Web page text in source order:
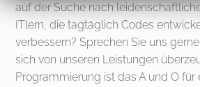
auf der Suche nach
ITlern, die tagtäglich Codes
verbessern? Sprechen Sie uns
sich von unseren Leistungen
Programmierung ist das A und O für